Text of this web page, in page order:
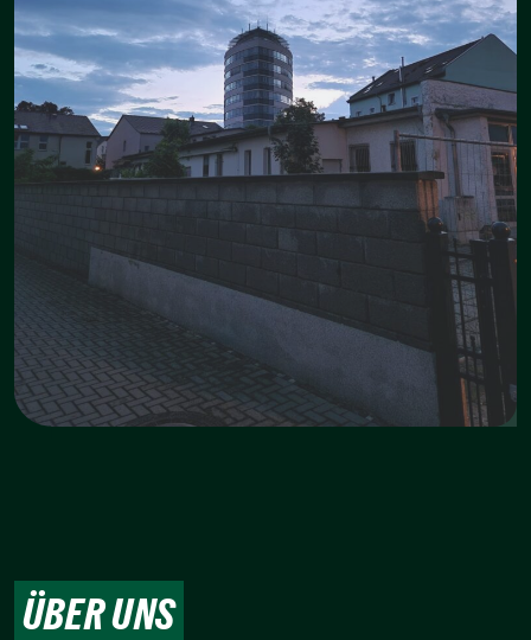
ÜBER UNS